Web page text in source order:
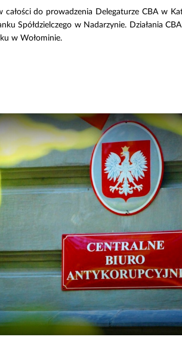
całości do prowadzenia Delegaturze CBA w
Spółdzielczego w Nadarzynie. Działania
w Wołominie.